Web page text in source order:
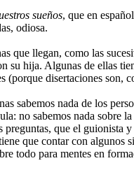
sueños, que en
odiosa.
que llegan, como las
hija. Algunas de ellas
disertaciones
sabemos nada de los
no sabemos nada sobre
que el
que contar con
todo para mentes en